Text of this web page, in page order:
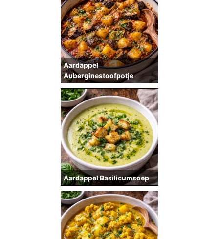
Aardappel
Auberginestoofpotje
Aardappel Basilicumsoep